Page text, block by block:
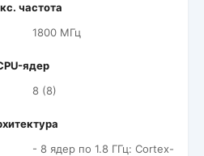
частота
1800 МГц
ядер
8 (8)
- 8 ядер по 1.8 ГГц: Cortex-